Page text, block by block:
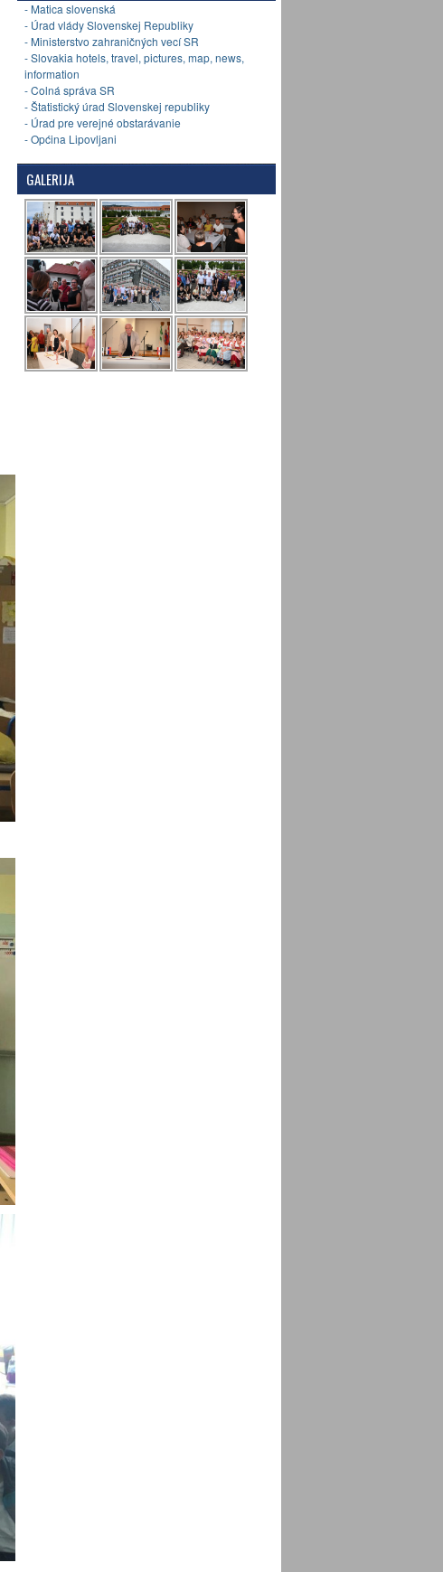
- Matica slovenská
- Úrad vlády Slovenskej Republiky
- Ministerstvo zahraničných vecí SR
- Slovakia hotels, travel, pictures, map, news,
information
- Colná správa SR
- Štatistický úrad Slovenskej republiky
- Úrad pre verejné obstarávanie
- Općina Lipovljani
GALERIJA